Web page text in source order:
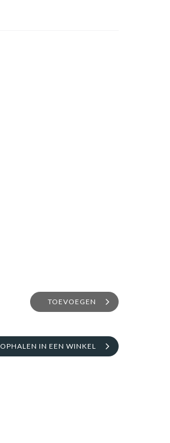
TOEVOEGEN
OPHALEN IN EEN WINKEL